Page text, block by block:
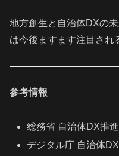
地方創生と自治体DXの
は今後ますます注目され
参考情報
総務省 自治体DX推
デジタル庁 自治体